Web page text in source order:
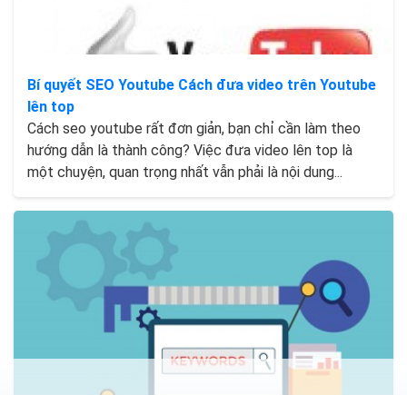
Bí quyết SEO Youtube Cách đưa video trên Youtube
lên top
Cách seo youtube rất đơn giản, bạn chỉ cần làm theo
hướng dẫn là thành công? Việc đưa video lên top là
một chuyện, quan trọng nhất vẫn phải là nội dung...